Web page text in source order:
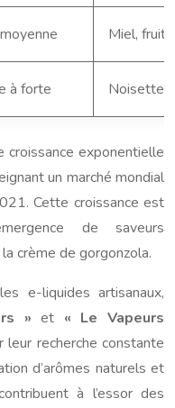
Miel,
à forte
croissance exponentielle
un marché mondial
Cette croissance est
de saveurs
crème de gorgonzola.
e-liquides artisanaux,
»et « Le Vapeurs
leur recherche constante
d’arômes naturels et
à l’essor des